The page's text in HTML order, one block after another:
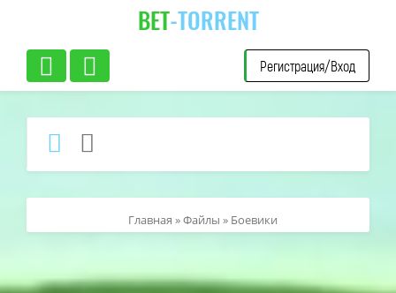
BET-TORRENT
Регистрация/Вход
Главная »Файлы » Боевики